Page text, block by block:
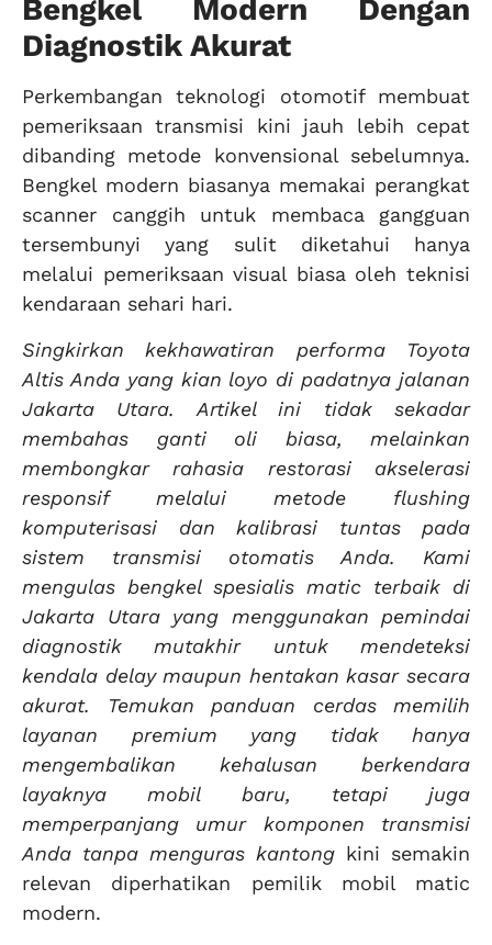
Bengkel Modern Dengan
Diagnostik Akurat
Perkembangan teknologi otomotif membuat
pemeriksaan transmisi kini jauh lebih cepat
dibanding metode konvensional sebelumnya.
Bengkel modern biasanya memakai perangkat
scanner canggih untuk membaca gangguan
tersembunyi yang sulit diketahui hanya
melalui pemeriksaan visual biasa oleh teknisi
kendaraan sehari hari.
Singkirkan kekhawatiran performa Toyota
Altis Anda yang kian loyo di padatnya jalanan
Jakarta Utara. Artikel ini tidak sekadar
membahas ganti oli biasa, melainkan
membongkar rahasia restorasi akselerasi
responsif melalui metode flushing
komputerisasi dan kalibrasi tuntas pada
sistem transmisi otomatis Anda. Kami
mengulas bengkel spesialis matic terbaik di
Jakarta Utara yang menggunakan pemindai
diagnostik mutakhir untuk mendeteksi
kendala delay maupun hentakan kasar secara
akurat. Temukan panduan cerdas memilih
layanan premium yang tidak hanya
mengembalikan kehalusan berkendara
layaknya mobil baru, tetapi juga
memperpanjang umur komponen transmisi
Anda tanpa menguras kantong kini semakin
relevan diperhatikan pemilik mobil matic
modern.